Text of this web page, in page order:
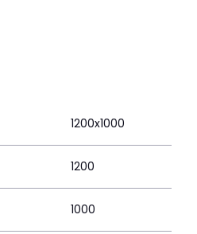
1200x1000
1200
1000